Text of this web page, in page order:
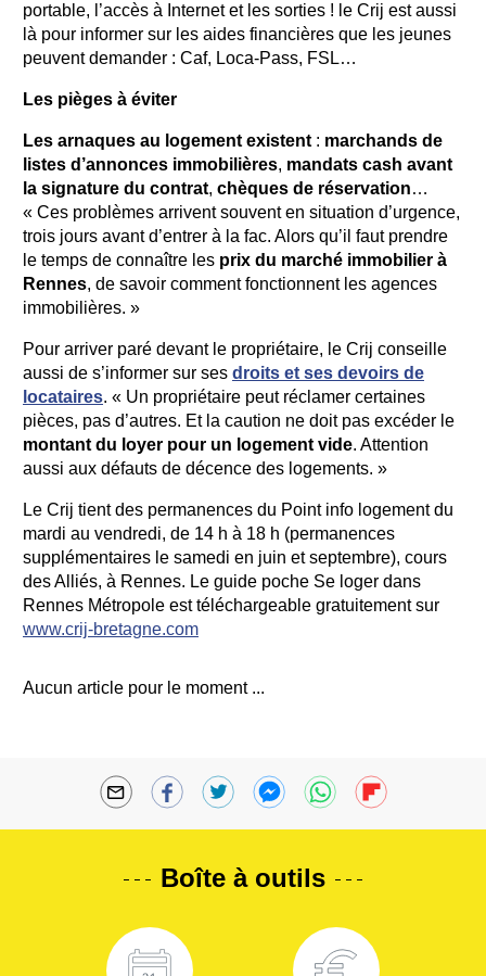
portable, l’accès à Internet et les sorties ! le Crij est aussi
là pour informer sur les aides financières que les jeunes
peuvent demander : Caf, Loca-Pass, FSL…
Les pièges à éviter
Les arnaques au logement existent : marchands de
listes d’annonces immobilières, mandats cash avant
la signature du contrat, chèques de réservation…
« Ces problèmes arrivent souvent en situation d’urgence,
trois jours avant d’entrer à la fac. Alors qu’il faut prendre
le temps de connaître les prix du marché immobilier à
Rennes, de savoir comment fonctionnent les agences
immobilières. »
Pour arriver paré devant le propriétaire, le Crij conseille
aussi de s’informer sur ses droits et ses devoirs de
locataires. « Un propriétaire peut réclamer certaines
pièces, pas d’autres. Et la caution ne doit pas excéder le
montant du loyer pour un logement vide. Attention
aussi aux défauts de décence des logements. »
Le Crij tient des permanences du Point info logement du
mardi au vendredi, de 14 h à 18 h (permanences
supplémentaires le samedi en juin et septembre), cours
des Alliés, à Rennes. Le guide poche Se loger dans
Rennes Métropole est téléchargeable gratuitement sur
www.crij-bretagne.com
Aucun article pour le moment ...
Boîte à outils